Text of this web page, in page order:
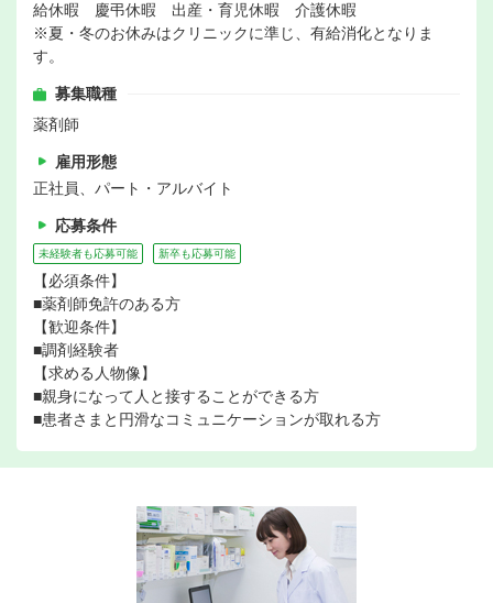
給休暇 慶弔休暇 出産・育児休暇 介護休暇
※夏・冬のお休みはクリニックに準じ、有給消化となりま
す。
募集職種
薬剤師
雇用形態
正社員、パート・アルバイト
応募条件
未経験者も応募可能 新卒も応募可能
【必須条件】
■薬剤師免許のある方
【歓迎条件】
■調剤経験者
【求める人物像】
■親身になって人と接することができる方
■患者さまと円滑なコミュニケーションが取れる方